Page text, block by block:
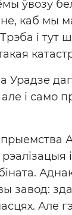
ўвозу
каб мы
і тут
Урадзе
і само
завод:
Але